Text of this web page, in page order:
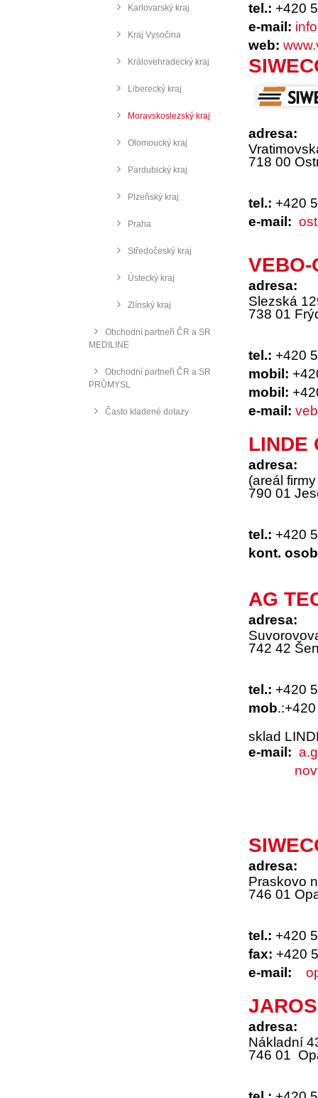
Karlovarský kraj
Kraj Vysočina
Královehradecký kraj
Liberecký kraj
Moravskoslezský kraj
Olomoucký kraj
Pardubický kraj
Plzeňský kraj
Praha
Středočeský kraj
Ústecký kraj
Zlínský kraj
Obchodní partneři ČR a SR
MEDILINE
Obchodní partneři ČR a SR
PRŮMYSL
Často kladené dotazy
tel.: +420
e-mail:
web:
adresa:
718 00
tel.: +420
e-mail:
adresa:
Slezská
738 01
tel.: +420
mobil:
mobil:
e-mail:
LINDE
adresa:
(areál
790 01
tel.: +420
kont.
AG
adresa:
742 42
tel.: +420
mob
sklad
e-mail:
adresa:
Praskovo
746 01
tel.: +420
fax: +420
e-mail:
adresa:
Nákladní
746 01